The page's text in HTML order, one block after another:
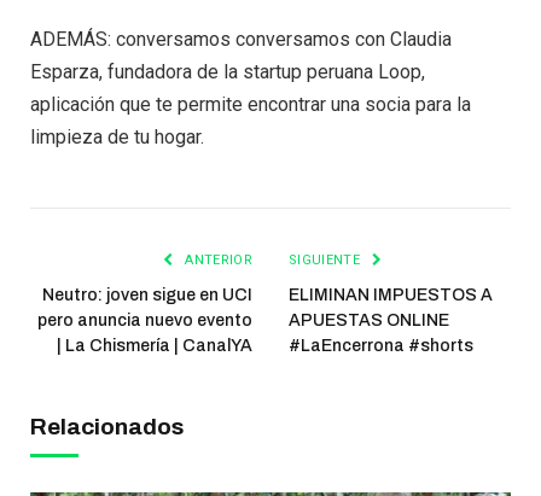
ADEMÁS: conversamos conversamos con Claudia
Esparza, fundadora de la startup peruana Loop,
aplicación que te permite encontrar una socia para la
limpieza de tu hogar.
ANTERIOR
Neutro: joven sigue en UCI
pero anuncia nuevo evento
| La Chismería | CanalYA
SIGUIENTE
ELIMINAN IMPUESTOS A
APUESTAS ONLINE
#LaEncerrona #shorts
Relacionados